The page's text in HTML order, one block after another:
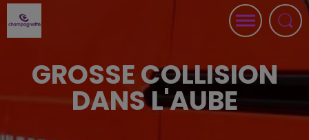
GROSSE COLLISION
DANS L'AUBE